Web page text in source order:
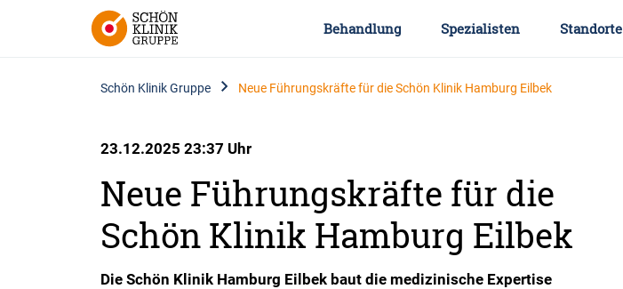
Behandlung Spezialisten Standorte
Schön Klinik Gruppe Neue Führungskräfte für die Schön Klinik Hamburg Eilbek
23.12.2025 23:37 Uhr
Neue Führungskräfte für die
Schön Klinik Hamburg Eilbek
Die Schön Klinik Hamburg Eilbek baut die medizinische Expertise